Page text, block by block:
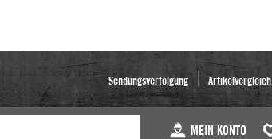
Sendungsverfolgung Artikelvergleich
MEIN KONTO